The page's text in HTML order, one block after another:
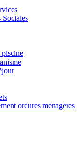
Sociales
piscine
ordures ménagères